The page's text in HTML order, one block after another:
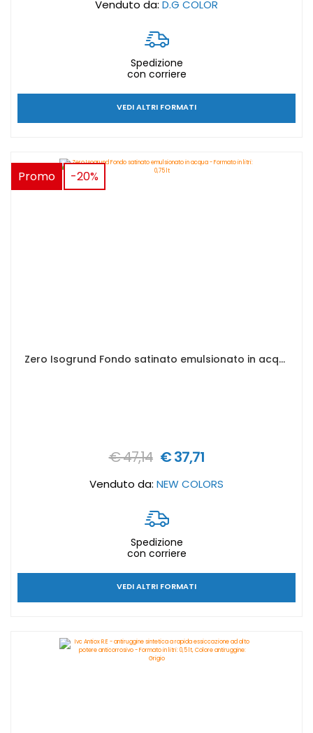
Venduto da: D.G COLOR
Spedizione
con corriere
VEDI ALTRI FORMATI
Promo -20%
Zero Isogrund Fondo satinato emulsionato in acqua - Formato in litri: 0,75 lt
€ 47,14 € 37,71
Venduto da: NEW COLORS
Spedizione
con corriere
VEDI ALTRI FORMATI